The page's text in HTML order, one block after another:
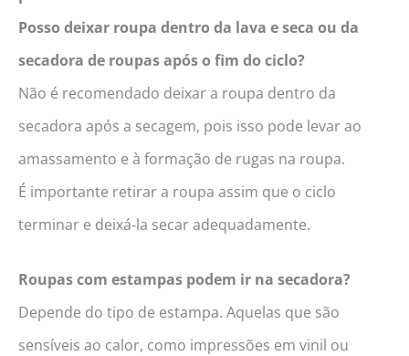
Posso deixar roupa dentro da lava e seca ou da
secadora de roupas após o fim do ciclo?
Não é recomendado deixar a roupa dentro da
secadora após a secagem, pois isso pode levar ao
amassamento e à formação de rugas na roupa.
É importante retirar a roupa assim que o ciclo
terminar e deixá-la secar adequadamente.
Roupas com estampas podem ir na secadora?
Depende do tipo de estampa. Aquelas que são
sensíveis ao calor, como impressões em vinil ou